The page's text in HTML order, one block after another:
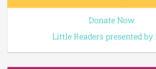
Donate Now
Little Readers presented by